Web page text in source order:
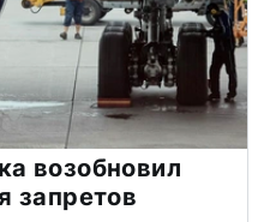
возобновил
запретов